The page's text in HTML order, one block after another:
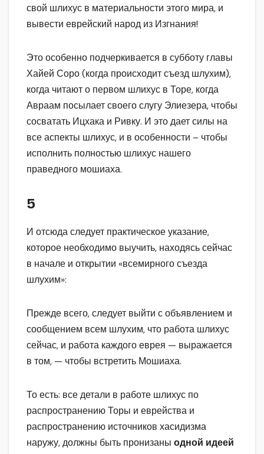
свой шлихус в материальности этого мира, и
вывести еврейский народ из Изгнания!
Это особенно подчеркивается в субботу главы
Хайей Соро (когда происходит съезд шлухим),
когда читают о первом шлихус в Торе, когда
Авраам посылает своего слугу Элиезера, чтобы
сосватать Ицхака и Ривку. И это дает силы на
все аспекты шлихус, и в особенности – чтобы
исполнить полностью шлихус нашего
праведного мошиаха.
5
И отсюда следует практическое указание,
которое необходимо выучить, находясь сейчас
в начале и открытии «всемирного съезда
шлухим»:
Прежде всего, следует выйти с объявлением и
сообщением всем шлухим, что работа шлихус
сейчас, и работа каждого еврея — выражается
в том, — чтобы встретить Мошиаха.
То есть: все детали в работе шлихус по
распространению Торы и еврейства и
распространению источников хасидизма
наружу, должны быть пронизаны одной идеей